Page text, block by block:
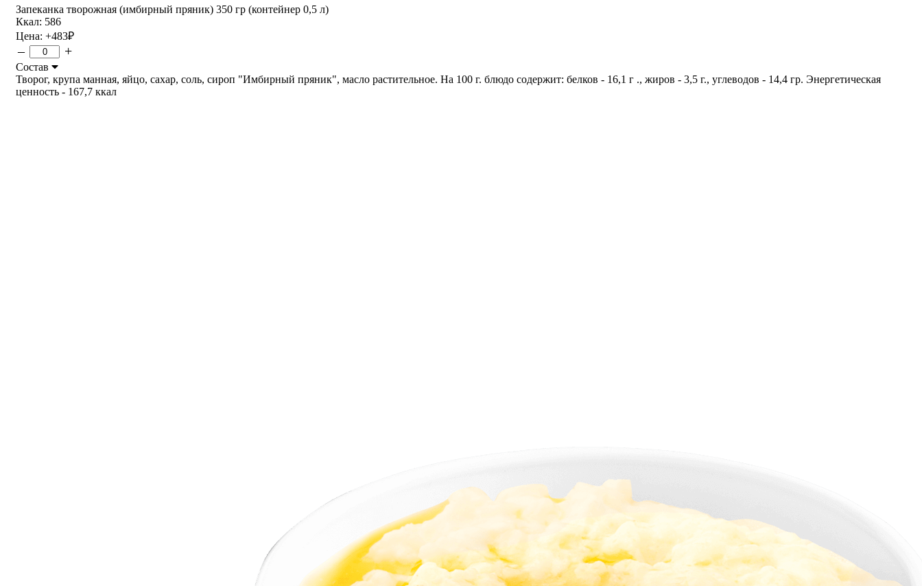
Запеканка творожная (имбирный пряник) 350 гр (контейнер 0,5 л)
Ккал: 586
Цена: +483₽
– +
Состав
Творог, крупа манная, яйцо, сахар, соль, сироп "Имбирный пряник", масло растительное. На 100 г. блюдо содержит: белков - 16,1 г ., жиров - 3,5 г., углеводов - 14,4 гр. Энергетическая
ценность - 167,7 ккал